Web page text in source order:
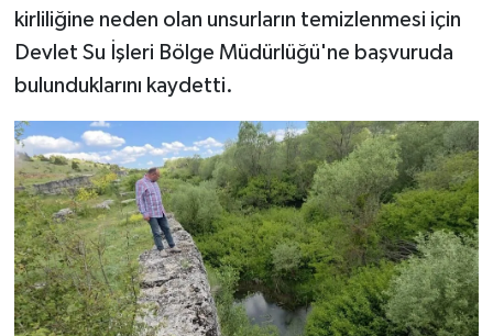
kirliliğine neden olan unsurların temizlenmesi için
Devlet Su İşleri Bölge Müdürlüğü'ne başvuruda
bulunduklarını kaydetti.